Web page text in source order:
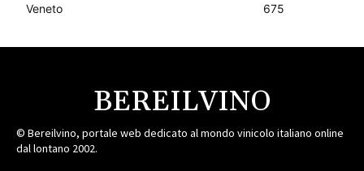
Veneto
675
BEREILVINO
© Bereilvino, portale web dedicato al mondo vinicolo italiano online
dal lontano 2002.